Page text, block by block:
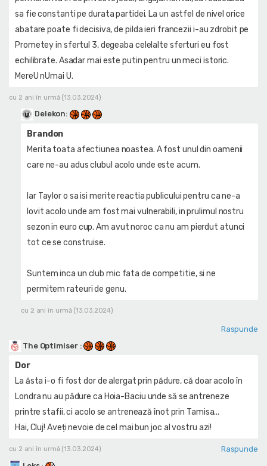
sa fie constanti pe durata partidei. La un astfel de nivel orice
abatare poate fi decisiva, de pilda ieri francezii i-au zdrobit pe
Prometey in sfertul 3, degeaba celelalte sferturi eu fost
echilibrate. Asadar mai este putin pentru un meci istoric.
MereU nUmai U.
cu 2 ani în urmă (13.03.2024)
Delekon:
Brandon
Merita toata afectiunea noastea. A fost unul din oamenii
care ne-au adus clubul acolo unde este acum.
Iar Taylor o sa isi merite reactia publicului pentru ca ne-a
lovit acolo unde am fost mai vulnerabili, in prulimul nostru
sezon in euro cup. Am avut noroc ca nu am pierdut atunci
tot ce se construise.
Suntem inca un club mic fata de competitie, si ne
permitem rateuri de genu.
cu 2 ani în urmă (13.03.2024)
Raspunde
The Optimiser :
Dor
La ăsta i-o fi fost dor de alergat prin pădure, că doar acolo în
Londra nu au pădure ca Hoia-Baciu unde să se antreneze
printre stafii, ci acolo se antrenează înot prin Tamisa...
Hai, Cluj! Aveți nevoie de cel mai bun joc al vostru azi!
cu 2 ani în urmă (13.03.2024)
Raspunde